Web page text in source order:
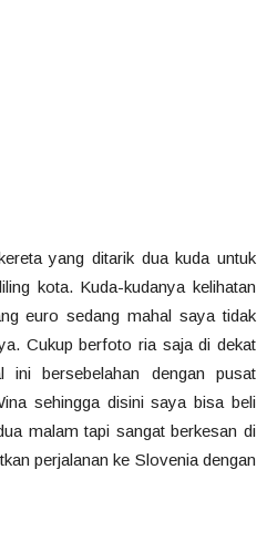
yang ditarik dua kuda untuk
kota. Kuda-kudanya kelihatan
euro sedang mahal saya tidak
Cukup berfoto ria saja di dekat
ini bersebelahan dengan pusat
sehingga disini saya bisa beli
malam tapi sangat berkesan di
perjalanan ke Slovenia dengan